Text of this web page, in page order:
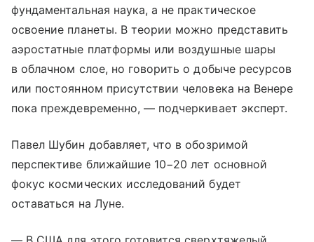
фундаментальная наука, а не практическое
освоение планеты. В теории можно представить
аэростатные платформы или воздушные шары
в облачном слое, но говорить о добыче ресурсов
или постоянном присутствии человека на Венере
пока преждевременно, — подчеркивает эксперт.
Павел Шубин добавляет, что в обозримой
перспективе ближайшие 10−20 лет основной
фокус космических исследований будет
оставаться на Луне.